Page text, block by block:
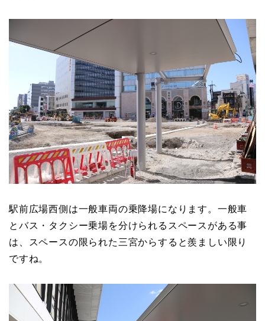
駅前広場西側は一般車両の乗降場になります。一般車
とバス・タクシー乗場を分けられるスペースがある事
は、スペースの限られた三宮からすると羨ましい限り
ですね。